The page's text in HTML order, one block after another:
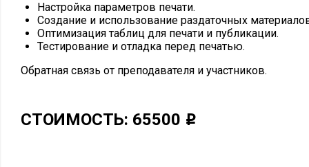
Настройка параметров печати.
Создание и использование раздаточных
Оптимизация таблиц для печати и публикации.
Тестирование и отладка перед печатью.
Обратная связь от преподавателя и участников.
СТОИМОСТЬ: 65500